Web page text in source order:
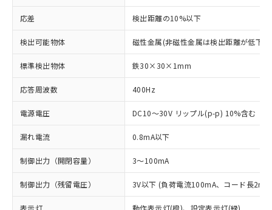
応差 検出距離の10%以下
検出可能物体 磁性金属(非磁性金属は検出距離が低下
標準検出物体 鉄30×30×1mm
応答周波数 400Hz
電源電圧 DC10～30V リップル(p-p) 10%含む
漏れ電流 0.8mA以下
制御出力（開閉容量） 3～100mA
制御出力（残留電圧） 3V以下 (負荷電流100mA、コード長2m
表示灯 動作表示灯(橙)、設定表示灯(緑)